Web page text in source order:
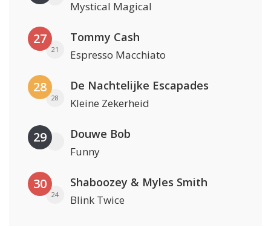
Mystical Magical
27
21
Tommy Cash
Espresso Macchiato
28
28
De Nachtelijke Escapades
Kleine Zekerheid
29 Douwe Bob
Funny
30
24
Shaboozey & Myles Smith
Blink Twice